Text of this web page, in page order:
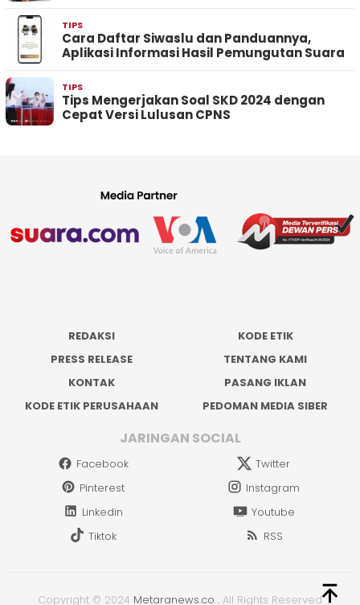
TIPS
Cara Daftar Siwaslu dan Panduannya,
Aplikasi Informasi Hasil Pemungutan Suara
TIPS
Tips Mengerjakan Soal SKD 2024 dengan
Cepat Versi Lulusan CPNS
REDAKSI
KODE ETIK
PRESS RELEASE
TENTANG KAMI
KONTAK
PASANG IKLAN
KODE ETIK PERUSAHAAN
PEDOMAN MEDIA SIBER
JARINGAN SOCIAL
Facebook
Twitter
Pinterest
Instagram
Linkedin
Youtube
Tiktok
RSS
Copyright © 2024 Metaranews.co . All Rights Reserved